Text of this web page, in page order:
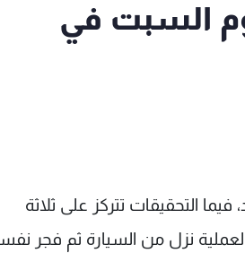
السبت في
التحقيقات تتركز على ثلاثة
نزل من السيارة ثم فجر